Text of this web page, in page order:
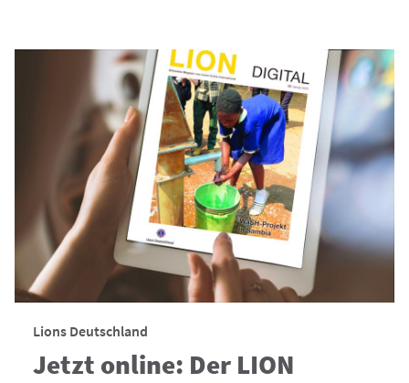
Lions Deutschland
Jetzt online: Der LION